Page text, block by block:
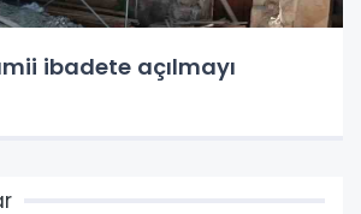
ibadete açılmayı